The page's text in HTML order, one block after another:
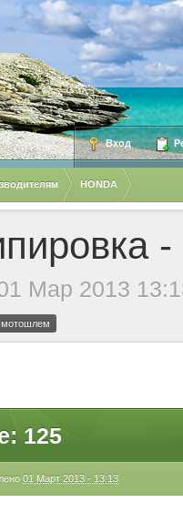
Вход
HONDA
Мар 2013
125
01 Март 2013 - 13:13